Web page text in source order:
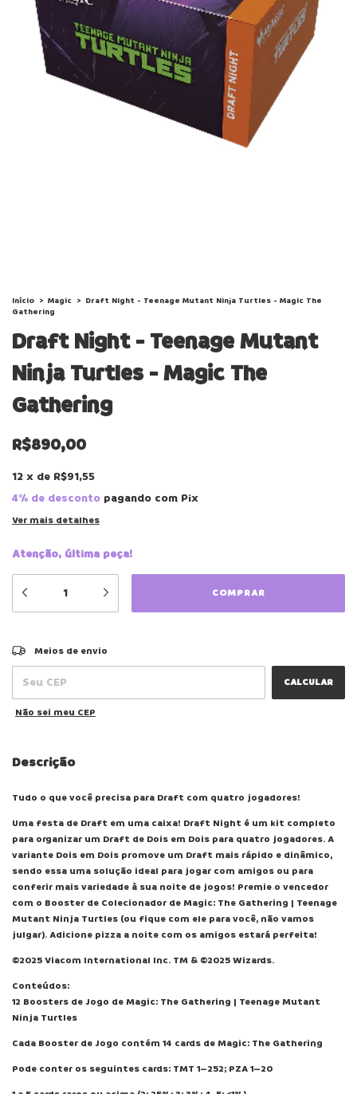
Início > Magic > Draft Night - Teenage Mutant Ninja Turtles - Magic The
Gathering
Draft Night - Teenage Mutant
Ninja Turtles - Magic The
Gathering
R$890,00
12 x de R$91,55
4% de desconto pagando com Pix
Ver mais detalhes
Atenção, última peça!
Entregas para o CEP:
Meios de envio
CALCULAR
Não sei meu CEP
Descrição
Tudo o que você precisa para Draft com quatro jogadores!
Uma festa de Draft em uma caixa! Draft Night é um kit completo
para organizar um Draft de Dois em Dois para quatro jogadores. A
variante Dois em Dois promove um Draft mais rápido e dinâmico,
sendo essa uma solução ideal para jogar com amigos ou para
conferir mais variedade à sua noite de jogos! Premie o vencedor
com o Booster de Colecionador de Magic: The Gathering | Teenage
Mutant Ninja Turtles (ou fique com ele para você, não vamos
julgar). Adicione pizza a noite com os amigos estará perfeita!
©2025 Viacom International Inc. TM & ©2025 Wizards.
Conteúdos:
12 Boosters de Jogo de Magic: The Gathering | Teenage Mutant
Ninja Turtles
Cada Booster de Jogo contém 14 cards de Magic: The Gathering
Pode conter os seguintes cards: TMT 1–252; PZA 1–20